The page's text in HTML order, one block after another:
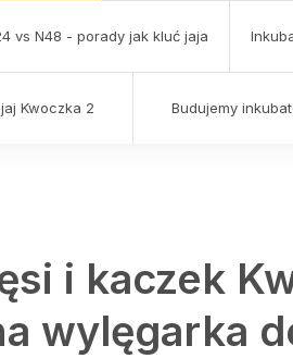
vs N48 - porady jak kluć jaja
Kwoczka 2 Budujemy
i kaczek
wylęgarka